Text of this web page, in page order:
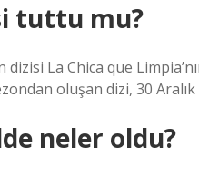
tuttu mu?
dizisi La Chica que
oluşan dizi, 30
neler oldu?